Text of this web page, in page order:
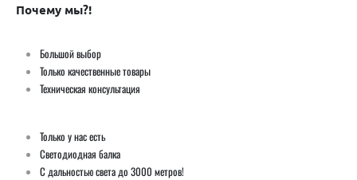
Почему мы?!
Большой выбор
Только качественные товары
Техническая консультация
Только у нас есть
Светодиодная балка
С дальностью света до 3000 метров!